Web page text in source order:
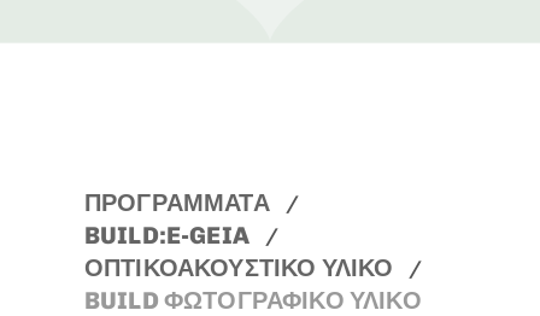
ΠΡΟΓΡΑΜΜΑΤΑ
BUILD:E-GEIA
ΟΠΤΙΚΟΑΚΟΥΣΤΙΚΟ ΥΛΙΚΟ
BUILD ΦΩΤΟΓΡΑΦΙΚΟ ΥΛΙΚΟ